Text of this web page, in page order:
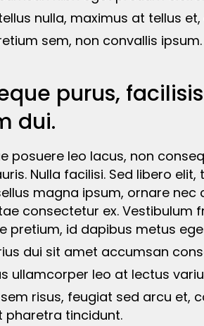
nulla, maximus at tellus
sem, non convallis ipsum.
purus,
dui.
posuere leo lacus, non
Nulla facilisi. Sed libero
magna ipsum, ornare
consectetur ex. Vestibulum
pretium, id dapibus metus
dui sit amet accumsan
ullamcorper leo at lectus
risus, feugiat sed arcu et,
pharetra tincidunt.